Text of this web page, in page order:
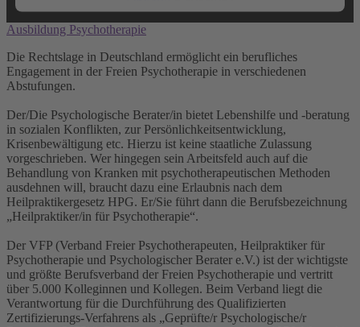
Ausbildung Psychotherapie
Die Rechtslage in Deutschland ermöglicht ein berufliches
Engagement in der Freien Psychotherapie in verschiedenen
Abstufungen.
Der/Die Psychologische Berater/in bietet Lebenshilfe und -beratung
in sozialen Konflikten, zur Persönlichkeitsentwicklung,
Krisenbewältigung etc. Hierzu ist keine staatliche Zulassung
vorgeschrieben. Wer hingegen sein Arbeitsfeld auch auf die
Behandlung von Kranken mit psychotherapeutischen Methoden
ausdehnen will, braucht dazu eine Erlaubnis nach dem
Heilpraktikergesetz HPG. Er/Sie führt dann die Berufsbezeichnung
„Heilpraktiker/in für Psychotherapie“.
Der VFP (Verband Freier Psychotherapeuten, Heilpraktiker für
Psychotherapie und Psychologischer Berater e.V.) ist der wichtigste
und größte Berufsverband der Freien Psychotherapie und vertritt
über 5.000 Kolleginnen und Kollegen. Beim Verband liegt die
Verantwortung für die Durchführung des Qualifizierten
Zertifizierungs-Verfahrens als „Geprüfte/r Psychologische/r